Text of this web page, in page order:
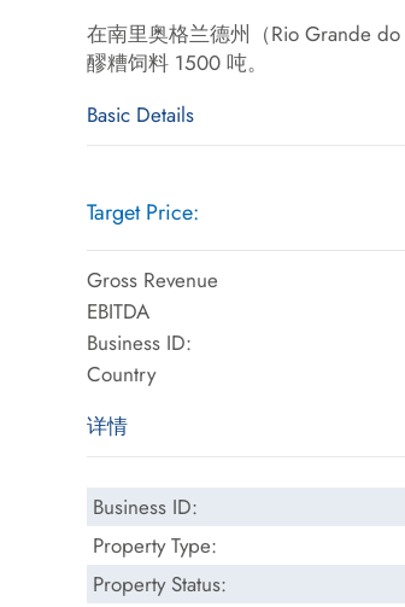
在南里奥格兰德州（Rio Grande
醪糟饲料 1500 吨。
Basic Details
Target Price:
Gross Revenue
EBITDA
Business ID:
Country
详情
Business ID:
Property Type:
Property Status: